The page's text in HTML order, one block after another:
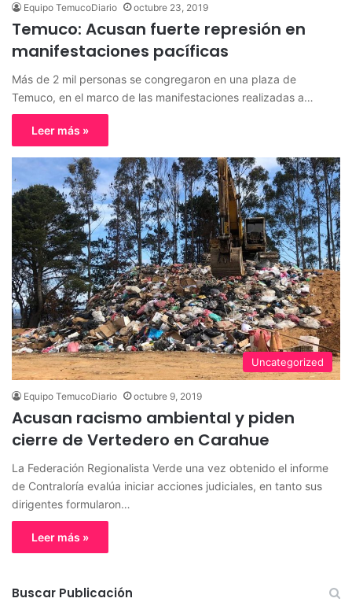
Equipo TemucoDiario octubre 23, 2019
Temuco: Acusan fuerte represión en
manifestaciones pacíficas
Más de 2 mil personas se congregaron en una plaza de
Temuco, en el marco de las manifestaciones realizadas a…
Leer más »
Uncategorized
Equipo TemucoDiario octubre 9, 2019
Acusan racismo ambiental y piden
cierre de Vertedero en Carahue
La Federación Regionalista Verde una vez obtenido el informe
de Contraloría evalúa iniciar acciones judiciales, en tanto sus
dirigentes formularon…
Leer más »
Buscar Publicación